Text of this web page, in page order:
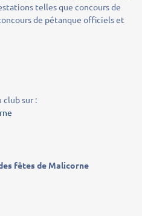
telles que concours de
de pétanque officiels et
club sur :
fêtes de Malicorne